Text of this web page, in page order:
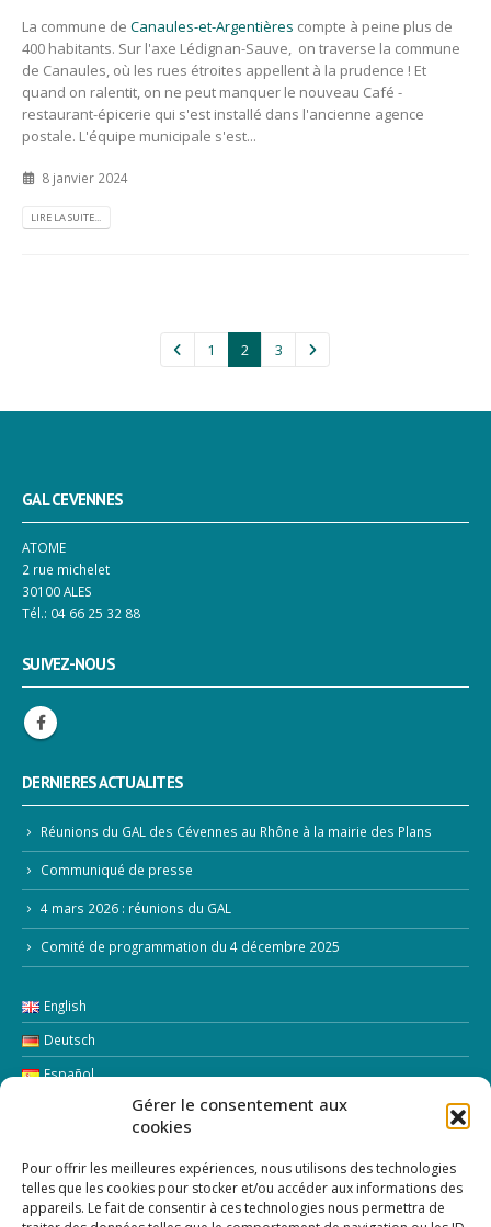
Gérer le consentement aux
cookies
Pour offrir les meilleures expériences, nous utilisons des technologies
telles que les cookies pour stocker et/ou accéder aux informations des
appareils. Le fait de consentir à ces technologies nous permettra de
La commune de Canaules-et-Argentières compte à peine plus de
400 habitants. Sur l'axe Lédignan-Sauve, on traverse la commune
de Canaules, où les rues étroites appellent à la prudence ! Et
quand on ralentit, on ne peut manquer le nouveau Café -
restaurant-épicerie qui s'est installé dans l'ancienne agence
postale. L'équipe municipale s'est...
8 janvier 2024
LIRE LA SUITE...
1 2 3
GAL CEVENNES
ATOME
2 rue michelet
30100 ALES
Tél.: 04 66 25 32 88
SUIVEZ-NOUS
DERNIERES ACTUALITES
Réunions du GAL des Cévennes au Rhône à la mairie des Plans
Communiqué de presse
4 mars 2026 : réunions du GAL
Comité de programmation du 4 décembre 2025
English
Deutsch
Español
LETTRE D’INFORMATION
Addresse Email: